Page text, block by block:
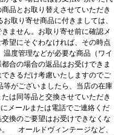
品とお取り替えさせていただき
取り寄せ商品に付きましては、
ません。お取り寄せ前に確認メ
望にそぐわなければ、その時点
度管理などが必要な商品（ワイ
合の場合の返品はお受けできま
きるだけ考慮いたしますのでご
がございましたら、当店の在庫
は同等品と交換させていただき
メールまたは電話でご連絡くだ
換のご要望はお受けできなくな
。 オールドヴィンテージなど、